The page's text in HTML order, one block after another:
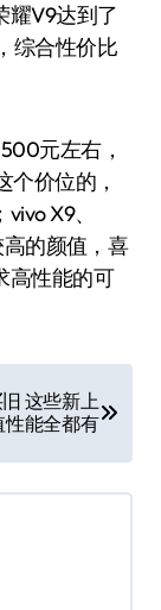
耀V9达到了
综合性价比
元左右，
个价位的，
X9、
的颜值，喜
高性能的可
这些新上
性能全都有